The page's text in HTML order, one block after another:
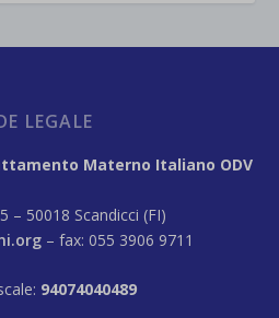
LEGALE
Materno Italiano ODV
– 50018 Scandicci (FI)
– fax: 055 3906 9711
94074040489